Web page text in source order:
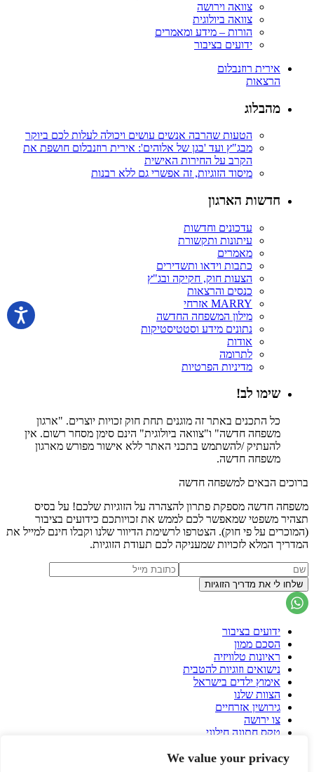
We value your privacy
צוואה וירושה
צוואה ביולוגית
הורות – מידע ומאמרים
ידועים בציבור
אירית רוזנבלום
הרצאות
מהבלוג
הטעות שהרבה אנשים עושים ויכולה לעלות לכם ביוקר
מבג"ץ ועד 'בגן של אלוהים': אירית רוזנבלום חושפת את
הקרב על החירות האישית
מיסוד הזוגיות, זה אפשרי גם ללא רבנות
חדשות הארגון
עדכונים וחדשות
עיתונות ותקשורת
מאמרים
כתבות וידאו ותשדירים
הצעות חוק, חקיקה ובג"ץ
כנסים והרצאות
MARRY אזרחי
מילון המשפחה החדשה
נתונים מידע וסטטיסטיקות
אודות
לתרומה
מדיניות הפרטיות
שימו לב!
כל התכנים באתר זה מוגנים תחת חוק זכויות יוצרים. "ארגון
משפחה חדשה" ו"צוואה ביולוגית" הינם סימן מסחר רשום. אין
להעתיק /להשתמש בתכני האתר ללא אישור מפורש מארגון
משפחה חדשה.
ברוכים הבאים למשפחה חדשה
משפחה חדשה מספקת פתרון להצהרה על הזוגיות שלכם! על בסיס
תצהיר משפטי שמאפשר לכם לממש את זכויותכם כידועים בציבור
(המוכרים על פי חוק). הצטרפו לרשימת הדיוור שלנו וקבלו חינם למייל את
המדריך המלא לזכויות שמעניקה לכם תעודת הזוגיות.
ידועים בציבור
הסכם ממון
ראיונות טלוויזיה
נישואים וזוגיות להטבית
אימוץ ילדים בישראל
הצוות שלנו
גירושין אזרחיים
צו ירושה
טקס חתונה חילוני
פונדקאות בישראל